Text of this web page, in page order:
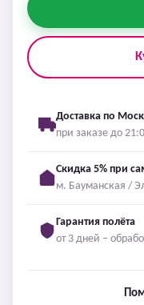
Доставка по
при заказе до
Скидка 5% при
м. Бауманская /
Гарантия полёта
от 3 дней –